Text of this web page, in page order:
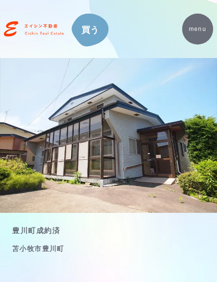
menu
買う
豊川町成約済
苫小牧市豊川町